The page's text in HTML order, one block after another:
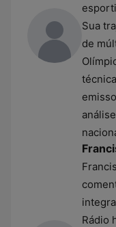
Sua
de
Rádio